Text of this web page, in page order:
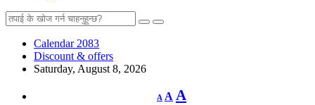
Calendar 2083
Discount & offers
Saturday, August 8, 2026
A
Decrease
font
A Reset
A